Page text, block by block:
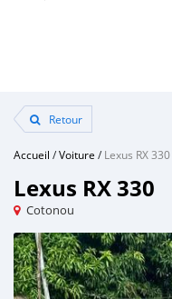
Retour
Accueil /Voiture /Lexus RX 330
Lexus RX 330
Cotonou